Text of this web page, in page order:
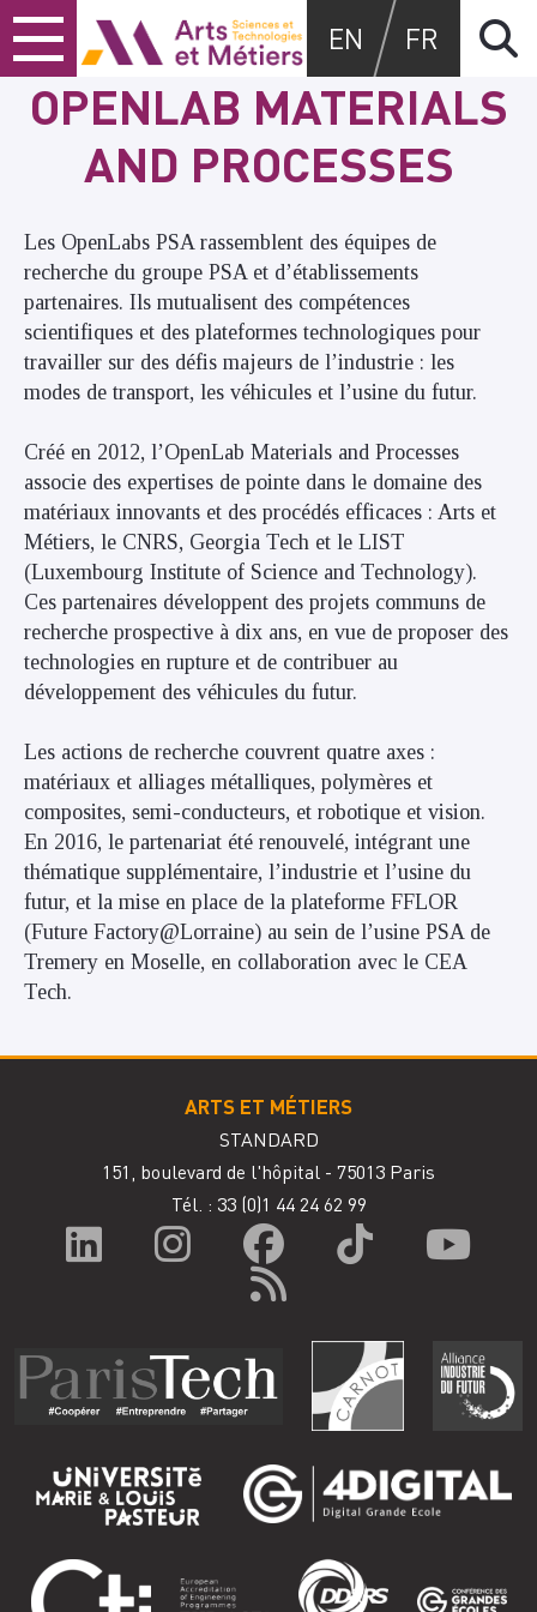
Skip
to
content
Skip
to
main
menu
Skip
to
search
Arts et métiers
EN FR
OPENLAB MATERIALS
AND PROCESSES
Les OpenLabs PSA rassemblent des équipes de
recherche du groupe PSA et d’établissements
partenaires. Ils mutualisent des compétences
scientifiques et des plateformes technologiques pour
travailler sur des défis majeurs de l’industrie : les
modes de transport, les véhicules et l’usine du futur.
Créé en 2012, l’OpenLab Materials and Processes
associe des expertises de pointe dans le domaine des
matériaux innovants et des procédés efficaces : Arts et
Métiers, le CNRS, Georgia Tech et le LIST
(Luxembourg Institute of Science and Technology).
Ces partenaires développent des projets communs de
recherche prospective à dix ans, en vue de proposer des
technologies en rupture et de contribuer au
développement des véhicules du futur.
Les actions de recherche couvrent quatre axes :
matériaux et alliages métalliques, polymères et
composites, semi-conducteurs, et robotique et vision.
En 2016, le partenariat été renouvelé, intégrant une
thématique supplémentaire, l’industrie et l’usine du
futur, et la mise en place de la plateforme FFLOR
(Future Factory@Lorraine) au sein de l’usine PSA de
Tremery en Moselle, en collaboration avec le CEA
Tech.
ARTS ET MÉTIERS
STANDARD
151, boulevard de l'hôpital - 75013 Paris
Tél. : 33 (0)1 44 24 62 99